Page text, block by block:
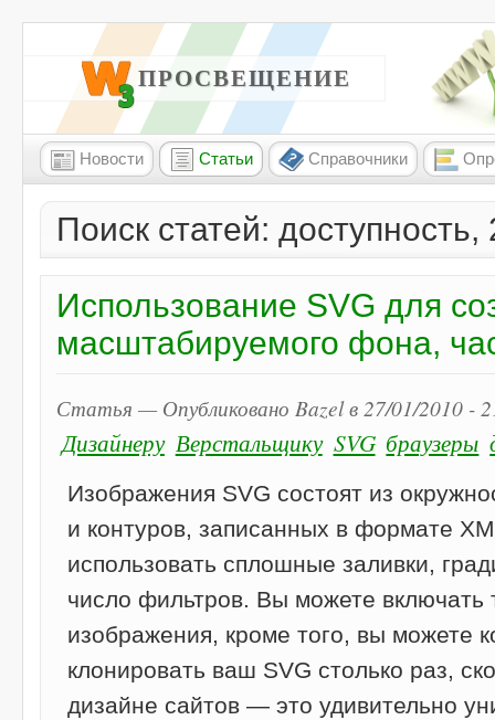
W3 ПРОСВЕЩЕНИЕ
Новости Статьи Справочники
Поиск статей: доступность,
Использование SVG для
масштабируемого фона,
Статья — Опубликовано Bazel в 27/01/2010 -
Дизайнеру Верстальщику SVG браузеры
Изображения SVG состоят из
и контуров, записанных в формате
использовать сплошные заливки,
число фильтров. Вы можете включать
изображения, кроме того, вы можете
клонировать ваш SVG столько раз,
дизайне сайтов — это удивительно